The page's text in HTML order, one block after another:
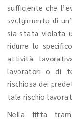
sufficiente che
svolgimento di
sia stata violata
ridurre lo
attività
lavoratori o di
rischiosa dei
tale rischio
Nella fitta